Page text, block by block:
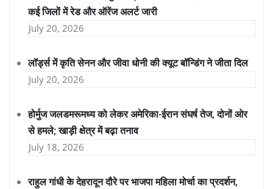
कई जिलों में रेड और ऑरेंज अलर्ट जारी
July 20, 2026
लॉर्ड्स में कृति सेनन और जीवा धोनी की क्यूट बॉन्डिंग ने जीता दिल
July 20, 2026
होर्मुज जलडमरूमध्य को लेकर अमेरिका-ईरान संघर्ष तेज, दोनों ओर
से हमले; खाड़ी क्षेत्र में बढ़ा तनाव
July 18, 2026
राहुल गांधी के देहरादून दौरे पर भाजपा महिला मोर्चा का प्रदर्शन,